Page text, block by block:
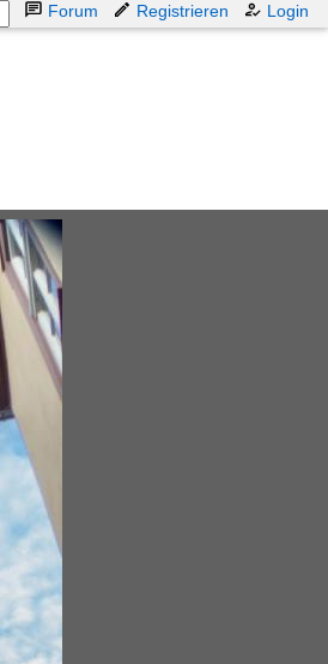
Forum Registrieren Login